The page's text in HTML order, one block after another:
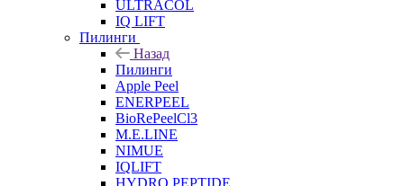
ULTRACOL
IQ LIFT
Пилинги
Назад
Пилинги
Apple Peel
ENERPEEL
BioRePeelCl3
M.E.LINE
NIMUE
IQLIFT
HYDRO PEPTIDE